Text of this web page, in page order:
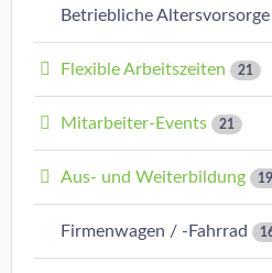
Betriebliche Altersvorsorge
Flexible Arbeitszeiten 21
Mitarbeiter-Events 21
Aus- und Weiterbildung 19
Firmenwagen / -Fahrrad